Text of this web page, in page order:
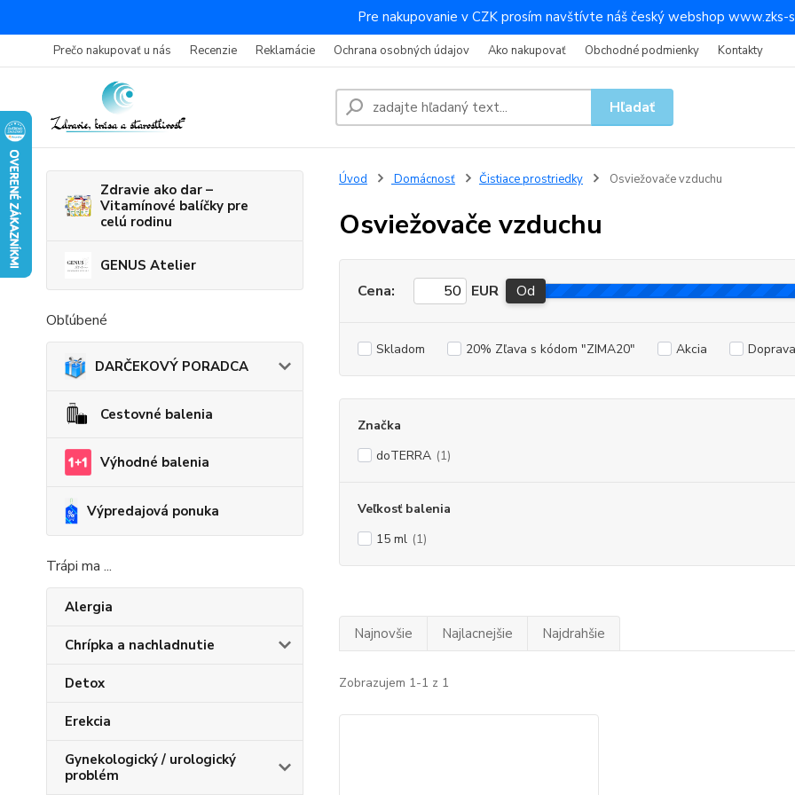
Pre nakupovanie v CZK prosím navštívte náš český webshop www.zks-
Prečo nakupovať u nás Recenzie Reklamácie Ochrana osobných údajov Ako nakupovať Obchodné podmienky Kontakty
Hľadať
Zdravie ako dar –
Vitamínové balíčky pre
celú rodinu
GENUS Atelier
Obľúbené
DARČEKOVÝ PORADCA
Cestovné balenia
Výhodné balenia
Výpredajová ponuka
Trápi ma ...
Alergia
Chrípka a nachladnutie
Detox
Erekcia
Gynekologický / urologický
problém
Úvod Domácnosť Čistiace prostriedky Osviežovače vzduchu
Osviežovače vzduchu
Cena: EUR Od
Skladom 20% Zľava s kódom "ZIMA20" Akcia
Značka
doTERRA (1)
Veľkosť balenia
15 ml (1)
Najnovšie Najlacnejšie Najdrahšie
Zobrazujem 1-1 z 1